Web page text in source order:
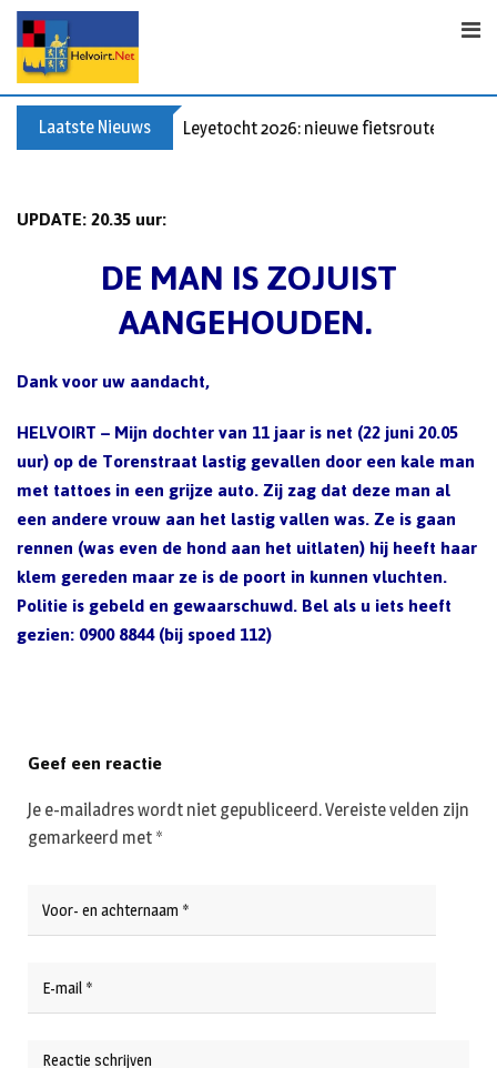
Skip
content
Laatste Nieuws Leyetocht 2026: nieuwe fietsroutes
UPDATE: 20.35 uur:
DE MAN IS ZOJUIST
AANGEHOUDEN.
Dank voor uw aandacht,
HELVOIRT – Mijn dochter van 11 jaar is net (22 juni 20.05
uur) op de Torenstraat lastig gevallen door een kale man
met tattoes in een grijze auto. Zij zag dat deze man al
een andere vrouw aan het lastig vallen was. Ze is gaan
rennen (was even de hond aan het uitlaten) hij heeft haar
klem gereden maar ze is de poort in kunnen vluchten.
Politie is gebeld en gewaarschuwd. Bel als u iets heeft
gezien: 0900 8844 (bij spoed 112)
Geef een reactie
Je e-mailadres wordt niet gepubliceerd.Vereiste velden zijn
gemarkeerd met *